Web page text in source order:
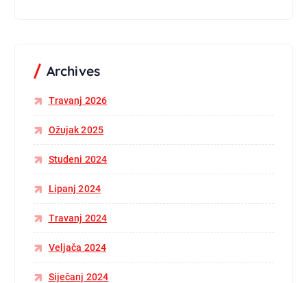
Archives
Travanj 2026
Ožujak 2025
Studeni 2024
Lipanj 2024
Travanj 2024
Veljača 2024
Siječanj 2024